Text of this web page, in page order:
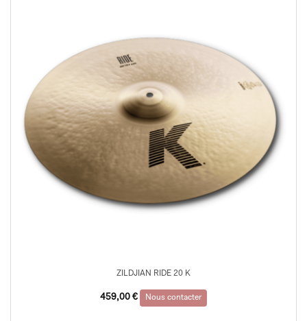
ZILDJIAN RIDE 20 K
459,00 € Nous contacter